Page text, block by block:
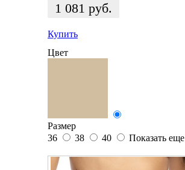
1 081 руб.
Купить
Цвет
Размер
36
38 40 Показать еще